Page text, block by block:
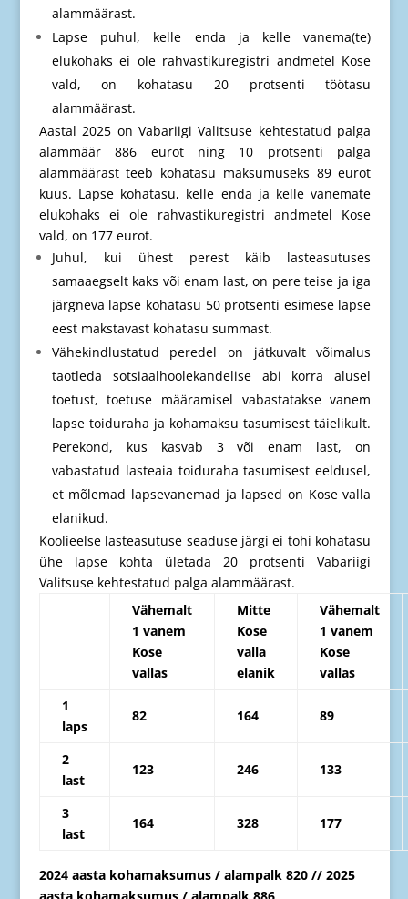
alammäärast.
Lapse puhul, kelle enda ja kelle vanema(te)
elukohaks ei ole rahvastikuregistri andmetel Kose
vald, on kohatasu 20 protsenti töötasu
alammäärast.
Aastal 2025 on Vabariigi Valitsuse kehtestatud palga
alammäär 886 eurot ning 10 protsenti palga
alammäärast teeb kohatasu maksumuseks 89 eurot
kuus. Lapse kohatasu, kelle enda ja kelle vanemate
elukohaks ei ole rahvastikuregistri andmetel Kose
vald, on 177 eurot.
Juhul, kui ühest perest käib lasteasutuses
samaaegselt kaks või enam last, on pere teise ja iga
järgneva lapse kohatasu 50 protsenti esimese lapse
eest makstavast kohatasu summast.
Vähekindlustatud peredel on jätkuvalt võimalus
taotleda sotsiaalhoolekandelise abi korra alusel
toetust, toetuse määramisel vabastatakse vanem
lapse toiduraha ja kohamaksu tasumisest täielikult.
Perekond, kus kasvab 3 või enam last, on
vabastatud lasteaia toiduraha tasumisest eeldusel,
et mõlemad lapsevanemad ja lapsed on Kose valla
elanikud.
Koolieelse lasteasutuse seaduse järgi ei tohi kohatasu
ühe lapse kohta ületada 20 protsenti Vabariigi
Valitsuse kehtestatud palga alammäärast.
Vähemalt
1 vanem
Kose
vallas
Mitte
Kose
valla
elanik
Vähemalt
1 vanem
Kose
vallas
1
laps
82 164 89
2
last
123 246 133
3
last
164 328 177
2024 aasta kohamaksumus / alampalk 820 // 2025